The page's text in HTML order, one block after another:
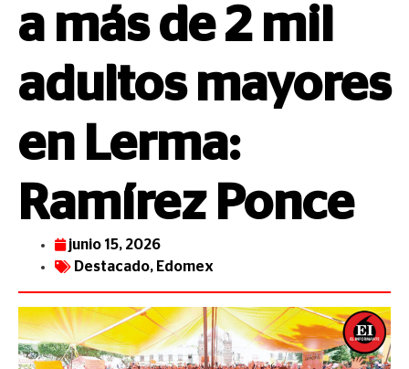
a más de 2 mil
adultos mayores
en Lerma:
Ramírez Ponce
junio 15, 2026
Destacado, Edomex